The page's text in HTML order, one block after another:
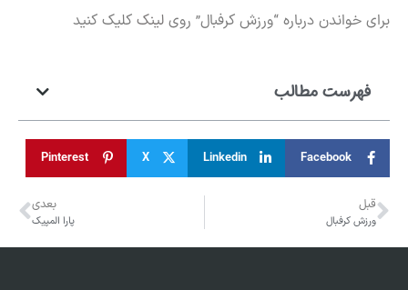
برای خواندن درباره “ورزش کرفبال” روی لینک کلیک کنید
فهرست مطالب
Facebook
Linkedin
X
Pinterest
قبل
ورزش کرفبال
بعدی
پارا المپیک